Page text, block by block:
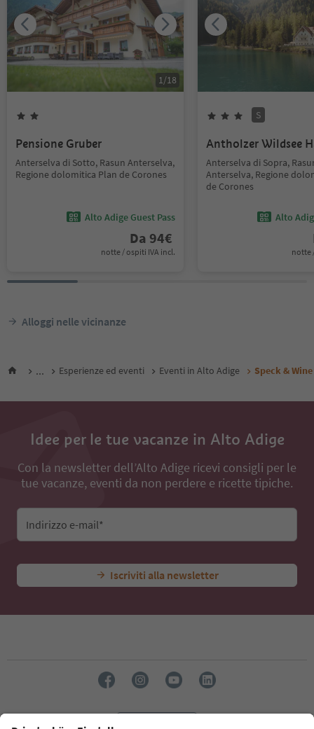
1 /18
Pensione Gruber
Anterselva di Sotto, Rasun Anterselva,
Regione dolomitica Plan de Corones
Alto Adige Guest Pass
Da 94€
notte / ospiti IVA incl.
S
Antholzer Wildsee
Anterselva di Sopra,
Anterselva, Regione
de Corones
Alto
notte
Alloggi nelle vicinanze
... Esperienze ed eventi Eventi in Alto Adige Speck & Wine
Idee per le tue vacanze in Alto Adige
Con la newsletter dell’Alto Adige ricevi consigli per le
tue vacanze, eventi da non perdere e ricette tipiche.
Indirizzo e-mail*
Iscriviti alla newsletter